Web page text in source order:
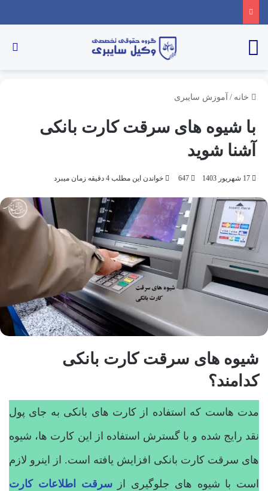
خانه / آموزش سایبری
با شیوه های سرقت کارت بانکی
آشنا شوید
17 شهریور 1403 647 خواندن این مطلب 4 دقیقه زمان میبرد
شیوه های سرقت کارت بانکی
کدامند؟
مدت هاست که استفاده از کارت های بانکی به جای پول
نقد رایج شده و با گسترش استفاده از این کارت ها، شیوه
های سرقت کارت بانکی افزایش یافته است. از اینرو لازم
است با شیوه های جلوگیری ازسرقت اطلاعات کارت